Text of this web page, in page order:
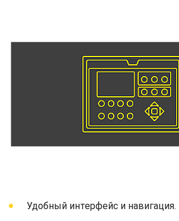
Удобный интерфейс и навигация.